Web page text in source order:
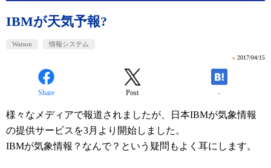
IBMが天気予報?
Watson 情報システム
» 2017/04/15
Share Post -
様々なメディアで報道されましたが、日本IBMが気象情報
の提供サービスを3月より開始しました。
IBMが気象情報？なんで？という疑問もよく耳にします。